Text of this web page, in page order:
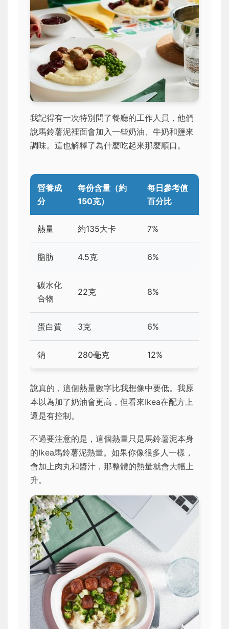
我記得有一次特別問了餐廳的工作人員，他們
說馬鈴薯泥裡面會加入一些奶油、牛奶和鹽來
調味。這也解釋了為什麼吃起來那麼順口。
營養成
分
每份含量（約
150克）
每日參考值
百分比
熱量 約135大卡 7%
脂肪 4.5克 6%
碳水化
合物
22克 8%
蛋白質 3克 6%
鈉 280毫克 12%
說真的，這個熱量數字比我想像中要低。我原
本以為加了奶油會更高，但看來Ikea在配方上
還是有控制。
不過要注意的是，這個熱量只是馬鈴薯泥本身
的Ikea馬鈴薯泥熱量。如果你像很多人一樣，
會加上肉丸和醬汁，那整體的熱量就會大幅上
升。